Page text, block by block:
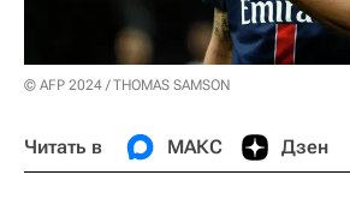
© AFP 2024 / THOMAS SAMSON
Читать в МАКС Дзен